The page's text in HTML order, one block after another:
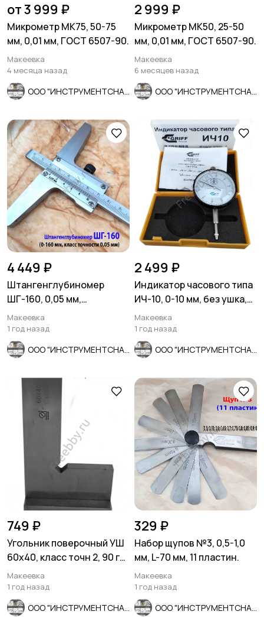
от 3 999 ₽
Микрометр МК75, 50-75
мм, 0,01 мм, ГОСТ 6507-90.
Макеевка
4 месяца назад
2 999 ₽
Микрометр МК50, 25-50
мм, 0,01 мм, ГОСТ 6507-90.
Макеевка
6 месяцев назад
4 449 ₽
Штангенглубиномер
ШГ-160, 0,05 мм,
нониусный, ГОСТ 162-90,
СССР.
Макеевка
1 год назад
2 499 ₽
Индикатор часового типа
ИЧ-10, 0-10 мм, без ушка,
кл 1; 0,01 мм,
Макеевка
1 год назад
749 ₽
Угольник поверочный УШ
60х40, класс точн 2, 90 гр,
Эталон, Россия.
Макеевка
1 год назад
329 ₽
Набор щупов №3, 0,5-1,0
мм, L-70 мм, 11 пластин.
Макеевка
1 год назад